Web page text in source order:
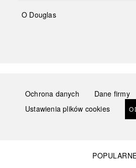
O Douglas
Ochrona danych Dane firmy
Ustawienia plików cookies